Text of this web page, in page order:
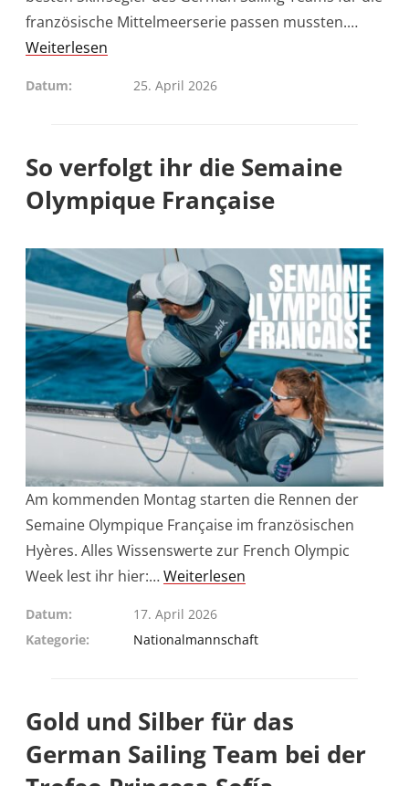
französische Mittelmeerserie passen mussten.…
Weiterlesen
Datum 25. April 2026
So verfolgt ihr die Semaine
Olympique Française
Am kommenden Montag starten die Rennen der
Semaine Olympique Française im französischen
Hyères. Alles Wissenswerte zur French Olympic
Week lest ihr hier:…Weiterlesen
Datum
17. April 2026
Kategorie
Nationalmannschaft
Gold und Silber für das
German Sailing Team bei der